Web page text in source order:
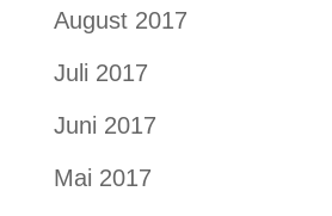
August 2017
Juli 2017
Juni 2017
Mai 2017